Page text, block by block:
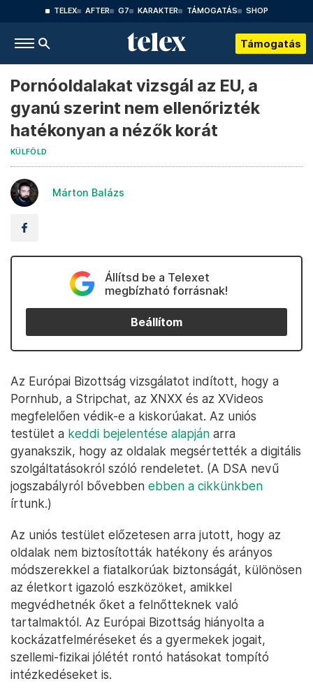
TELEX AFTER G7 KARAKTER TÁMOGATÁS SHOP
Támogatás
Pornóoldalakat vizsgál az EU, a
gyanú szerint nem ellenőrizték
hatékonyan a nézők korát
KÜLFÖLD
Márton Balázs
Állítsd be a Telexet
megbízható forrásnak!
Beállítom
Az Európai Bizottság vizsgálatot indított, hogy a
Pornhub, a Stripchat, az XNXX és az XVideos
megfelelően védik-e a kiskorúakat. Az uniós
testület a keddi bejelentése alapján arra
gyanakszik, hogy az oldalak megsértették a digitális
szolgáltatásokról szóló rendeletet. (A DSA nevű
jogszabályról bővebben ebben a cikkünkben
írtunk.)
Az uniós testület előzetesen arra jutott, hogy az
oldalak nem biztosították hatékony és arányos
módszerekkel a fiatalkorúak biztonságát, különösen
az életkort igazoló eszközöket, amikkel
megvédhetnék őket a felnőtteknek való
tartalmaktól. Az Európai Bizottság hiányolta a
kockázatfelméréseket és a gyermekek jogait,
szellemi-fizikai jólétét rontó hatásokat tompító
intézkedéseket is.